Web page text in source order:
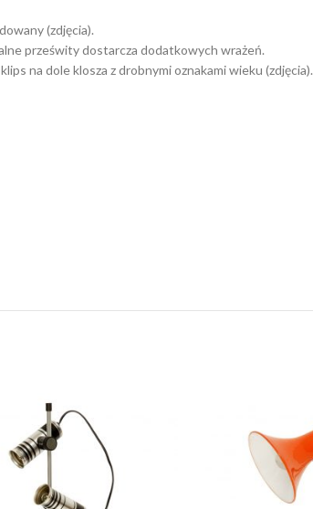
(zdjęcia).
prześwity dostarcza dodatkowych wrażeń.
na dole klosza z drobnymi oznakami wieku (zdjęcia).